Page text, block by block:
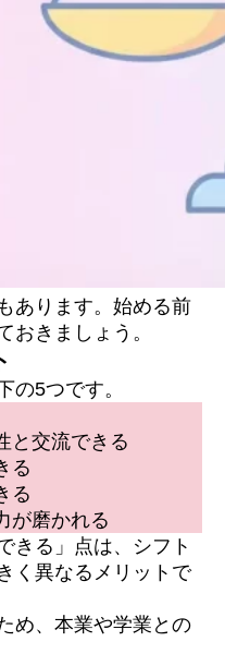
あります。始める前
おきましょう。
の5つです。
と交流できる
る
る
が磨かれる
きる」点は、シフト
く異なるメリットで
め、本業や学業との